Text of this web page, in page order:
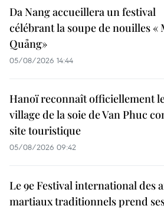
Da Nang accueillera un festival
célébrant la soupe de nouilles «
Quảng»
05/08/2026 14:44
Hanoï reconnaît officiellement
village de la soie de Van Phuc
site touristique
05/08/2026 09:42
Le 9e Festival international des
martiaux traditionnels prend